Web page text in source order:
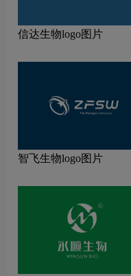
信达生物logo图片
智飞生物logo图片